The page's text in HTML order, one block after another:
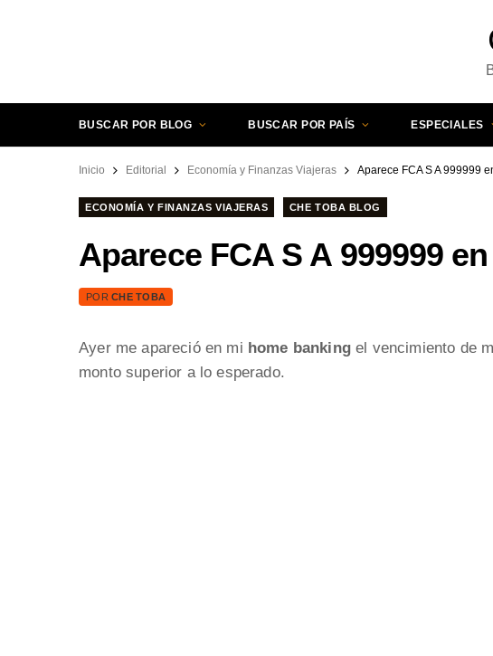
BUSCAR POR BLOG BUSCAR POR PAÍS ESPECIALES
Inicio Editorial Economía y Finanzas Viajeras Aparece FCA S A 999999
ECONOMÍA Y FINANZAS VIAJERAS CHE TOBA BLOG
Aparece FCA S A 999999
POR CHE TOBA
Ayer me apareció en mi home bankingel vencimiento de
monto superior a lo esperado.